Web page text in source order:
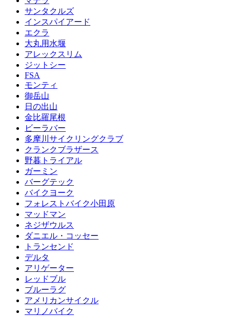
サンタクルズ
インスパイアード
エクラ
大丸用水堰
アレックスリム
ジットシー
FSA
モンティ
御岳山
日の出山
金比羅尾根
ビーラバー
多摩川サイクリングクラブ
クランクブラザース
野暮トライアル
ガーミン
バーグテック
バイクヨーク
フォレストバイク小田原
マッドマン
ネジザウルス
ダニエル・コッセー
トランセンド
デルタ
アリゲーター
レッドブル
ブルーラグ
アメリカンサイクル
マリノバイク